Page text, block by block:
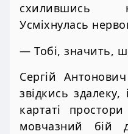
схилившись
Усміхнулась
— Тобі, значить,
Сергій
звідкись
картаті
мовчазний бій